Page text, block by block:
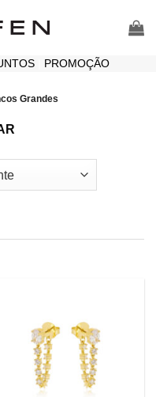
| PROMOÇÃO
Grandes